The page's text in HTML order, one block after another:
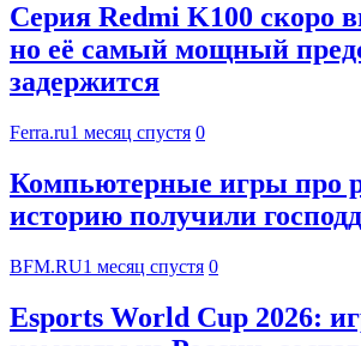
Серия Redmi K100 скоро
но её самый мощный
задержится
Ferra.ru1 месяц спустя 0
Компьютерные игры про
историю получили
BFM.RU1 месяц спустя 0
Esports World Cup 2026: